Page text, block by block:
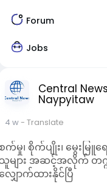
Forum
Jobs
Central News
Naypyitaw
4 w- Translate
က်မှု၊ စိုက်ပျိုး၊ မွေးမြူ
များ အဆင့်အလိုက် တက္
ျှောက်ထားနိုင်ပြီ